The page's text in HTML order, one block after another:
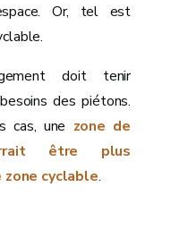
Or, tel est
doit tenir
des piétons.
cas, une zone de
être plus
zone cyclable.